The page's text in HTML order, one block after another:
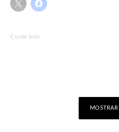
Curtir isso: